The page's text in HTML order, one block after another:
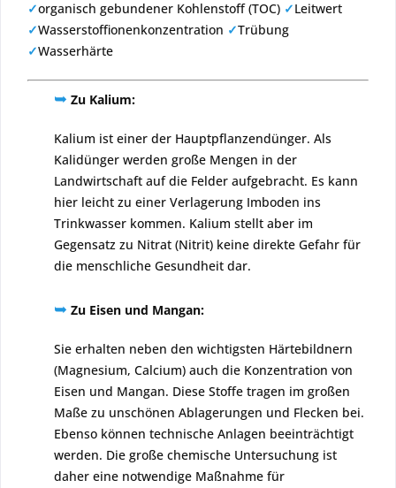
✓organisch gebundener Kohlenstoff (TOC) ✓Leitwert
✓Wasserstoffionenkonzentration ✓Trübung
✓Wasserhärte
➥ Zu Kalium:
Kalium ist einer der Hauptpflanzendünger. Als
Kalidünger werden große Mengen in der
Landwirtschaft auf die Felder aufgebracht. Es kann
hier leicht zu einer Verlagerung Imboden ins
Trinkwasser kommen. Kalium stellt aber im
Gegensatz zu Nitrat (Nitrit) keine direkte Gefahr für
die menschliche Gesundheit dar.
➥ Zu Eisen und Mangan:
Sie erhalten neben den wichtigsten Härtebildnern
(Magnesium, Calcium) auch die Konzentration von
Eisen und Mangan. Diese Stoffe tragen im großen
Maße zu unschönen Ablagerungen und Flecken bei.
Ebenso können technische Anlagen beeinträchtigt
werden. Die große chemische Untersuchung ist
daher eine notwendige Maßnahme für